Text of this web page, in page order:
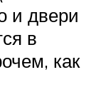
и двери
в
как